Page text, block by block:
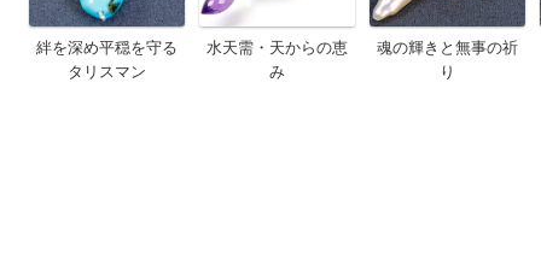
絆を深め平穏を守る
タリスマン
水天需・天からの恵
み
魂の輝きと無事の祈
り